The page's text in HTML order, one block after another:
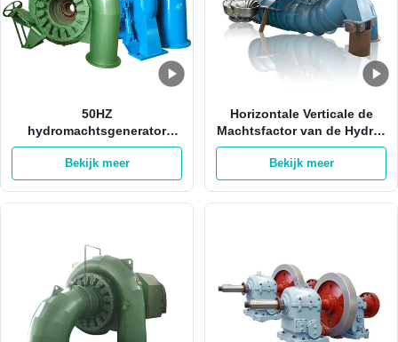
50HZ
hydromachtsgenerator
1MW 3MW Pelton Francis
Hydro Turbine
Bekijk meer
Horizontale Verticale de
Machtsfactor van de Hydro-
elektrische
Machtsgenerator 2000kw
0,8
Bekijk meer